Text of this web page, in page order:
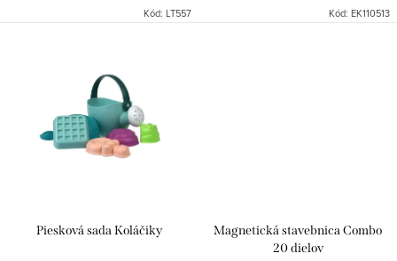
Kód: LT557 Kód: EK110513
Piesková sada Koláčiky
Magnetická stavebnica Combo
20 dielov